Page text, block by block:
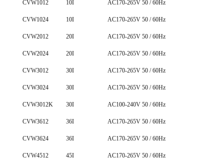
CVW1012 10I AC170-265V 50 / 60Hz
CVW1024 10I AC170-265V 50 / 60Hz
CVW2012 20I AC170-265V 50 / 60Hz
CVW2024 20I AC170-265V 50 / 60Hz
CVW3012 30I AC170-265V 50 / 60Hz
CVW3024 30I AC170-265V 50 / 60Hz
CVW3012K 30I AC100-240V 50 / 60Hz
CVW3612 36I AC170-265V 50 / 60Hz
CVW3624 36I AC170-265V 50 / 60Hz
CVW4512 45I AC170-265V 50 / 60Hz